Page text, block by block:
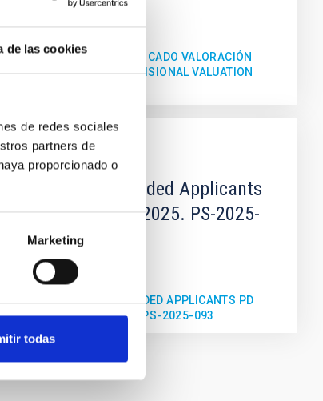
de las cookies
de redes sociales
partners de
proporcionado o
Marketing
todas
(PS-2020-06) CERTIFICADO VALORACIÓN
PROVISIONAL / PROVISIONAL VALUATION
DOCUMENT
Admited and Excluded Applicants
PD OUTLIERS FC2 2025. PS-2025-
093
ADMITED AND EXCLUDED APPLICANTS PD
OUTLIERS FC2 2025. PS-2025-093